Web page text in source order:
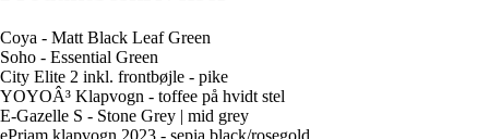
Coya - Matt Black Leaf Green
Soho - Essential Green
City Elite 2 inkl. frontbøjle - pike
YOYOÂ³ Klapvogn - toffee på hvidt stel
E-Gazelle S - Stone Grey | mid grey
ePriam klapvogn 2023 - sepia black/rosegold